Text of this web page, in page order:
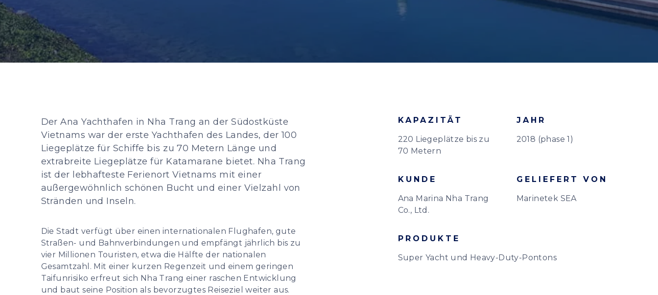
Der Ana Yachthafen in Nha Trang an der Südostküste
Vietnams war der erste Yachthafen des Landes, der 100
Liegeplätze für Schiffe bis zu 70 Metern Länge und
extrabreite Liegeplätze für Katamarane bietet. Nha Trang
ist der lebhafteste Ferienort Vietnams mit einer
außergewöhnlich schönen Bucht und einer Vielzahl von
Stränden und Inseln.
Die Stadt verfügt über einen internationalen Flughafen, gute
Straßen- und Bahnverbindungen und empfängt jährlich bis zu
vier Millionen Touristen, etwa die Hälfte der nationalen
Gesamtzahl. Mit einer kurzen Regenzeit und einem geringen
Taifunrisiko erfreut sich Nha Trang einer raschen Entwicklung
und baut seine Position als bevorzugtes Reiseziel weiter aus.
KAPAZITÄT
220 Liegeplätze bis zu
70 Metern
JAHR
2018 (phase 1)
KUNDE
Ana Marina Nha Trang
Co., Ltd.
GELIEFERT VON
Marinetek SEA
PRODUKTE
Super Yacht und Heavy-Duty-Pontons